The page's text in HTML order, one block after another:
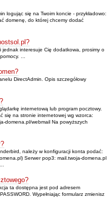
logując się na Twoim koncie - przykładowo:
domenę, do której chcemy dodać
interesuje Cię dodatkowa, prosimy o
...
DirectAdmin. Opis szczegółowy
internetową lub program pocztowy.
się na stronie internetowej wg wzorca:
domena.pl/webmail Na powyższych
należy w konfiguracji konta podać:
Serwer pop3: mail.twoja-domena.pl
ta dostępna jest pod adresem
Wypełniając formularz zmienisz